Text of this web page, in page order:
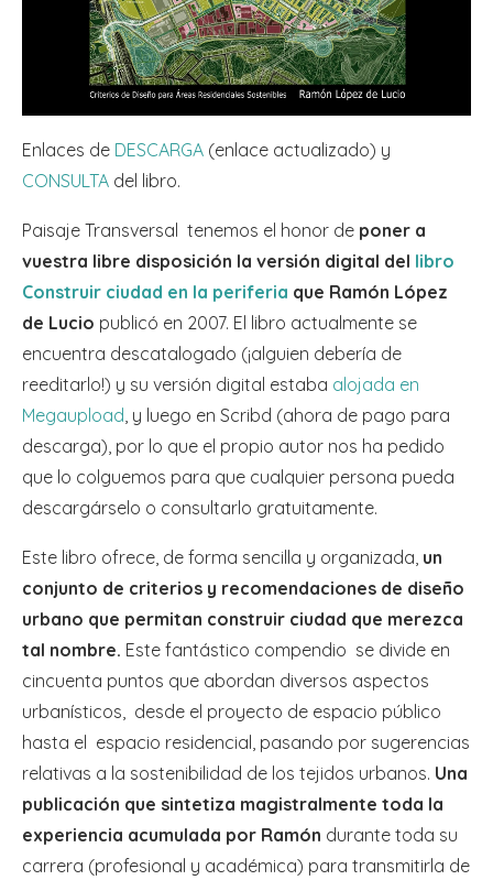
Enlaces de DESCARGA (enlace actualizado) y
CONSULTA del libro.
Paisaje Transversal tenemos el honor de poner a
vuestra libre disposición la versión digital del libro
Construir ciudad en la periferia que Ramón López
de Lucio publicó en 2007. El libro actualmente se
encuentra descatalogado (¡alguien debería de
reeditarlo!) y su versión digital estaba alojada en
Megaupload, y luego en Scribd (ahora de pago para
descarga), por lo que el propio autor nos ha pedido
que lo colguemos para que cualquier persona pueda
descargárselo o consultarlo gratuitamente.
Este libro ofrece, de forma sencilla y organizada, un
conjunto de criterios y recomendaciones de diseño
urbano que permitan construir ciudad que merezca
tal nombre. Este fantástico compendio se divide en
cincuenta puntos que abordan diversos aspectos
urbanísticos, desde el proyecto de espacio público
hasta el espacio residencial, pasando por sugerencias
relativas a la sostenibilidad de los tejidos urbanos. Una
publicación que sintetiza magistralmente toda la
experiencia acumulada por Ramón durante toda su
carrera (profesional y académica) para transmitirla de